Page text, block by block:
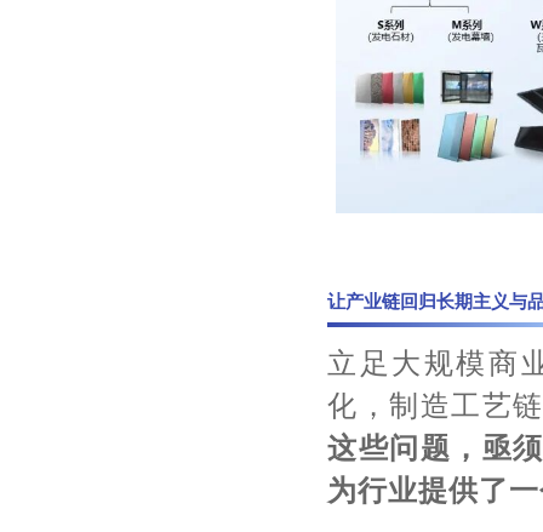
让产业链回归长期主义与
立足大规模商
化，制造工艺
这些问题，亟
为行业提供了